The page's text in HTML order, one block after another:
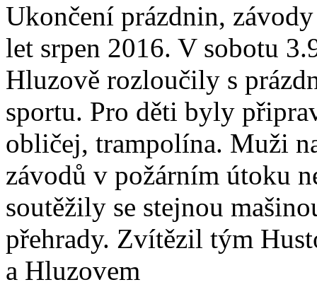
Ukončení prázdnin,
let srpen 2016. V sobotu
Hluzově rozloučily s
sportu. Pro děti byly
obličej, trampolína. Muži
závodů v požárním útoku
soutěžily se stejnou
přehrady. Zvítězil tým
a Hluzovem